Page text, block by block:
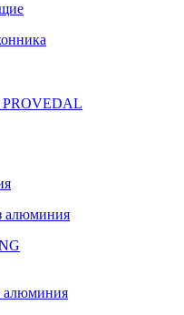
PROVEDAL
алюминия
алюминия